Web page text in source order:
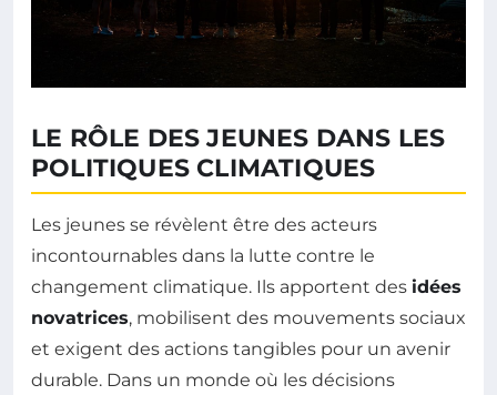
LE RÔLE DES JEUNES DANS LES
POLITIQUES CLIMATIQUES
Les jeunes se révèlent être des acteurs
incontournables dans la lutte contre le
changement climatique. Ils apportent des idées
novatrices, mobilisent des mouvements sociaux
et exigent des actions tangibles pour un avenir
durable. Dans un monde où les décisions